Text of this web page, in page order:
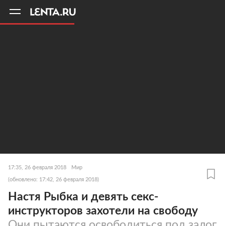
17:35, 26 февраля 2018 Мир
(обновлено: 17:42, 26 февраля 2018)
Настя Рыбка и девять секс-
инструкторов захотели на свободу